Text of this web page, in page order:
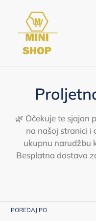
sadržaj
K
o
l
e
i
🌿 Očekuje te sjajan
na našoj stranici i
ukupnu narudžbu
Besplatna dostava
POREDAJ PO